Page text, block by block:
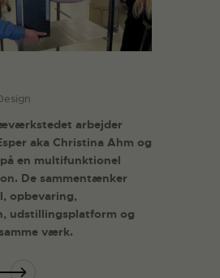
arbejder
aka Christina Ahm og
en multifunktionel
De sammentænker
opbevaring,
udstillingsplatform og
værk.